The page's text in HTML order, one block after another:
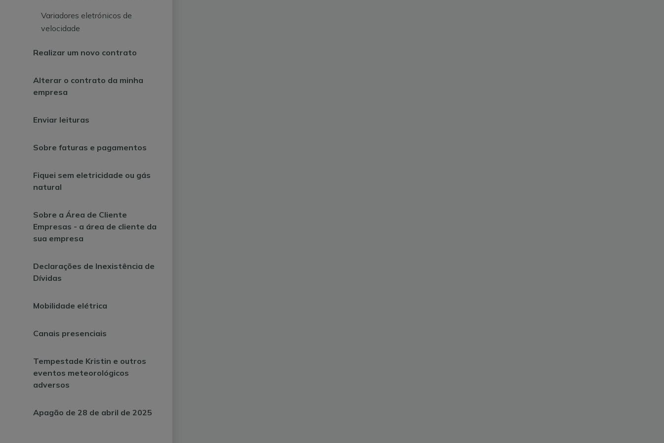
Variadores eletrónicos de
velocidade
Realizar um novo contrato
Alterar o contrato da minha
empresa
Enviar leituras
Sobre faturas e pagamentos
Fiquei sem eletricidade ou gás
natural
Sobre a Área de Cliente
Empresas - a área de cliente da
sua empresa
Declarações de Inexistência de
Dívidas
Mobilidade elétrica
Canais presenciais
Tempestade Kristin e outros
eventos meteorológicos
adversos
Apagão de 28 de abril de 2025